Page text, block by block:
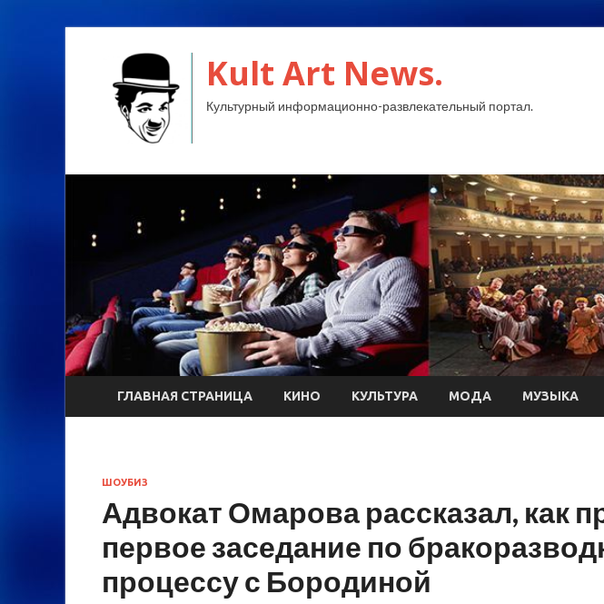
Kult Art News.
Культурный информационно-развлекательный портал.
ГЛАВНАЯ СТРАНИЦА КИНО КУЛЬТУРА МОДА МУЗЫКА
ШОУБИЗ
Адвокат Омарова рассказал, как
первое заседание по
процессу с Бородиной